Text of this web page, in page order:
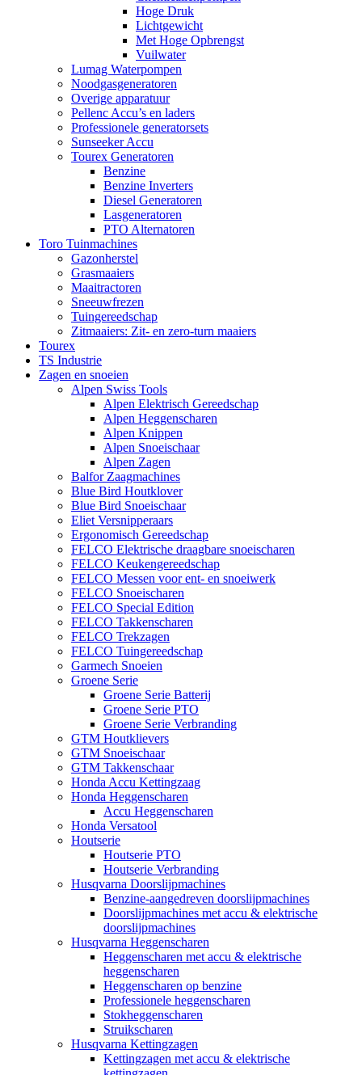
Hoge Druk
Lichtgewicht
Met Hoge Opbrengst
Vuilwater
Lumag Waterpompen
Noodgasgeneratoren
Overige apparatuur
Pellenc Accu’s en laders
Professionele generatorsets
Sunseeker Accu
Tourex Generatoren
Benzine
Benzine Inverters
Diesel Generatoren
Lasgeneratoren
PTO Alternatoren
Toro Tuinmachines
Gazonherstel
Grasmaaiers
Maaitractoren
Sneeuwfrezen
Tuingereedschap
Zitmaaiers: Zit- en zero-turn maaiers
Tourex
TS Industrie
Zagen en snoeien
Alpen Swiss Tools
Alpen Elektrisch Gereedschap
Alpen Heggenscharen
Alpen Knippen
Alpen Snoeischaar
Alpen Zagen
Balfor Zaagmachines
Blue Bird Houtklover
Blue Bird Snoeischaar
Eliet Versnipperaars
Ergonomisch Gereedschap
FELCO Elektrische draagbare snoeischaren
FELCO Keukengereedschap
FELCO Messen voor ent- en snoeiwerk
FELCO Snoeischaren
FELCO Special Edition
FELCO Takkenscharen
FELCO Trekzagen
FELCO Tuingereedschap
Garmech Snoeien
Groene Serie
Groene Serie Batterij
Groene Serie PTO
Groene Serie Verbranding
GTM Houtklievers
GTM Snoeischaar
GTM Takkenschaar
Honda Accu Kettingzaag
Honda Heggenscharen
Accu Heggenscharen
Honda Versatool
Houtserie
Houtserie PTO
Houtserie Verbranding
Husqvarna Doorslijpmachines
Benzine-aangedreven doorslijpmachines
Doorslijpmachines met accu & elektrische
doorslijpmachines
Husqvarna Heggenscharen
Heggenscharen met accu & elektrische
heggenscharen
Heggenscharen op benzine
Professionele heggenscharen
Stokheggenscharen
Struikscharen
Husqvarna Kettingzagen
Kettingzagen met accu & elektrische